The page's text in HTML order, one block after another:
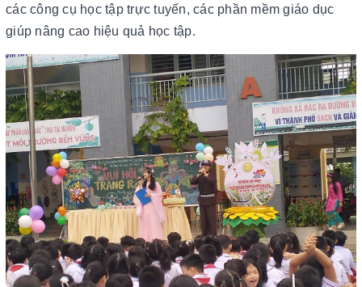
các công cụ học tập trực tuyến, các phần mềm giáo dục
giúp nâng cao hiệu quả học tập.